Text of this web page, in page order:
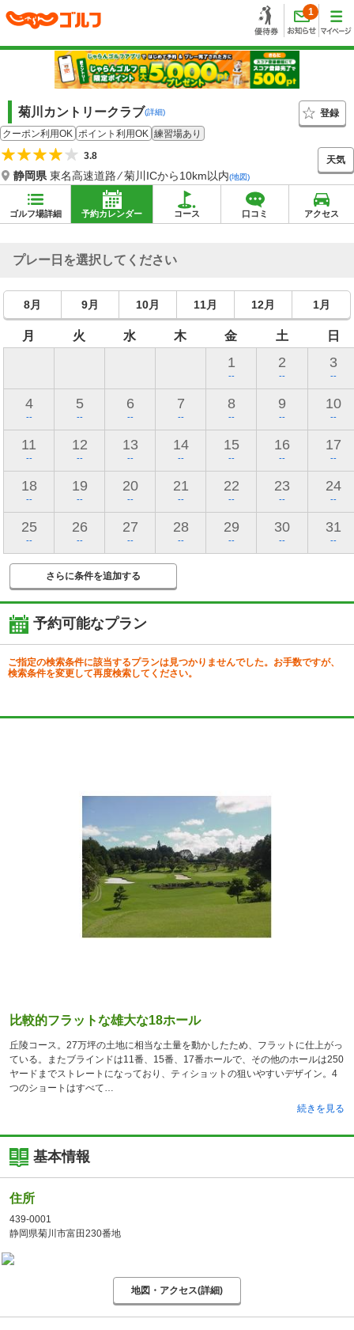
1
菊川カントリークラブ(詳細)
登録
クーポン利用OK ポイント利用OK 練習場あり
3.8
静岡県東名高速道路 ⁄ 菊川ICから10km以内(地図)
天気
ゴルフ場詳細 予約カレンダー コース 口コミ アクセス
プレー日を選択してください
8月 9月 10月 11月 12月 1月
月 火 水 木 金 土 日
1
--
2
--
3
--
4
--
5
--
6
--
7
--
8
--
9
--
10
--
11
--
12
--
13
--
14
--
15
--
16
--
17
--
18
--
19
--
20
--
21
--
22
--
23
--
24
--
25
--
26
--
27
--
28
--
29
--
30
--
31
--
さらに条件を追加する
予約可能なプラン
ご指定の検索条件に該当するプランは見つかりませんでした。お手数ですが、
検索条件を変更して再度検索してください。
比較的フラットな雄大な18ホール
丘陵コース。27万坪の土地に相当な土量を動かしたため、フラットに仕上がっ
ている。またブラインドは11番、15番、17番ホールで、その他のホールは250
ヤードまでストレートになっており、ティショットの狙いやすいデザイン。4
つのショートはすべて
続きを見る
基本情報
住所
439-0001
静岡県菊川市富田230番地
地図・アクセス(詳細)